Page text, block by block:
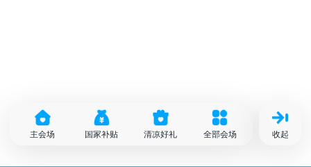
主会场 国家补贴 清凉好礼 全部会场 收起